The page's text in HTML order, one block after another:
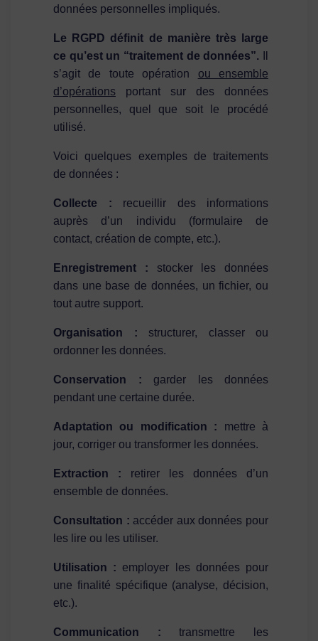
données personnelles impliqués.
Le RGPD définit de manière très large
ce qu’est un “traitement de données”.
s’agit de toute opération ou ensemble
d’opérations portant sur des données
personnelles, quel que soit le procédé
utilisé.
Voici quelques exemples de traitements
de données :
Collecte : recueillir des informations
auprès d’un individu (formulaire de
contact, création de compte, etc.).
Enregistrement : stocker les données
dans une base de données, un fichier, ou
tout autre support.
Organisation : structurer, classer ou
ordonner les données.
Conservation : garder les données
pendant une certaine durée.
Adaptation ou modification : mettre à
jour, corriger ou transformer les données.
Extraction : retirer les données d’un
ensemble de données.
Consultation : accéder aux données pour
les lire ou les utiliser.
Utilisation : employer les données pour
une finalité spécifique (analyse, décision,
etc.).
Communication : transmettre les